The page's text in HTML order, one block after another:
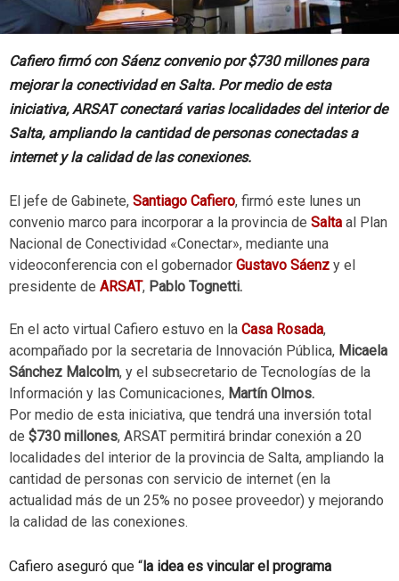
Cafiero firmó con Sáenz convenio por $730 millones para
mejorar la conectividad en Salta. Por medio de esta
iniciativa, ARSAT conectará varias localidades del interior de
Salta, ampliando la cantidad de personas conectadas a
internet y la calidad de las conexiones.
El jefe de Gabinete, Santiago Cafiero, firmó este lunes un
convenio marco para incorporar a la provincia de Salta al Plan
Nacional de Conectividad «Conectar», mediante una
videoconferencia con el gobernador Gustavo Sáenz y el
presidente de ARSAT, Pablo Tognetti.
En el acto virtual Cafiero estuvo en la Casa Rosada,
acompañado por la secretaria de Innovación Pública, Micaela
Sánchez Malcolm, y el subsecretario de Tecnologías de la
Información y las Comunicaciones, Martín Olmos.
Por medio de esta iniciativa, que tendrá una inversión total
de $730 millones, ARSAT permitirá brindar conexión a 20
localidades del interior de la provincia de Salta, ampliando la
cantidad de personas con servicio de internet (en la
actualidad más de un 25% no posee proveedor) y mejorando
la calidad de las conexiones.
Cafiero aseguró que “la idea es vincular el programa